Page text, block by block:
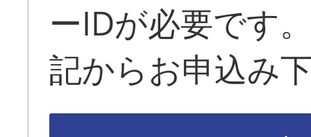
ーIDが必要です
記からお申込み